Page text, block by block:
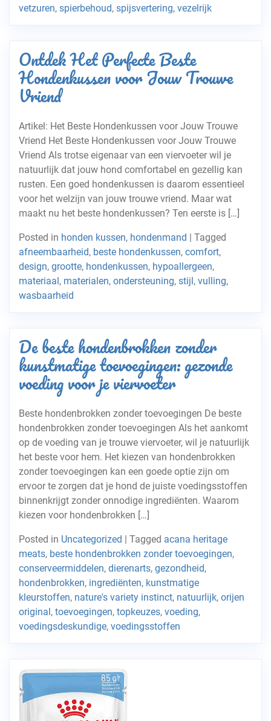
vetzuren, spierbehoud, spijsvertering, vezelrijk
Ontdek Het Perfecte Beste
Hondenkussen voor Jouw Trouwe
Vriend
Artikel: Het Beste Hondenkussen voor Jouw Trouwe
Vriend Het Beste Hondenkussen voor Jouw Trouwe
Vriend Als trotse eigenaar van een viervoeter wil je
natuurlijk dat jouw hond comfortabel en gezellig kan
rusten. Een goed hondenkussen is daarom essentieel
voor het welzijn van jouw trouwe vriend. Maar wat
maakt nu het beste hondenkussen? Ten eerste is […]
Posted in honden kussen, hondenmand | Tagged
afneembaarheid, beste hondenkussen, comfort,
design, grootte, hondenkussen, hypoallergeen,
materiaal, materialen, ondersteuning, stijl, vulling,
wasbaarheid
De beste hondenbrokken zonder
kunstmatige toevoegingen: gezonde
voeding voor je viervoeter
Beste hondenbrokken zonder toevoegingen De beste
hondenbrokken zonder toevoegingen Als het aankomt
op de voeding van je trouwe viervoeter, wil je natuurlijk
het beste voor hem. Het kiezen van hondenbrokken
zonder toevoegingen kan een goede optie zijn om
ervoor te zorgen dat je hond de juiste voedingsstoffen
binnenkrijgt zonder onnodige ingrediënten. Waarom
kiezen voor hondenbrokken […]
Posted in Uncategorized | Tagged acana heritage
meats, beste hondenbrokken zonder toevoegingen,
conserveermiddelen, dierenarts, gezondheid,
hondenbrokken, ingrediënten, kunstmatige
kleurstoffen, nature's variety instinct, natuurlijk, orijen
original, toevoegingen, topkeuzes, voeding,
voedingsdeskundige, voedingsstoffen